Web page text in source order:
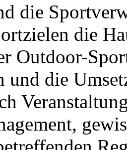
die
die
Outdoor-
und die